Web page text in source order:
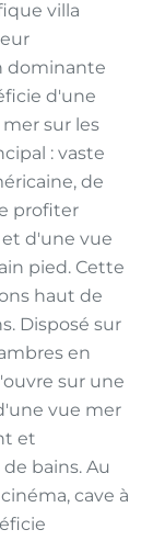
villa
dominante
d'une
sur les
: vaste
de
profiter
d'une vue
pied. Cette
haut de
Disposé sur
en
sur une
vue mer
et
bains. Au
cave à